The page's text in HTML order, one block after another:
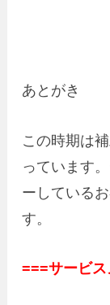
あとがき
この時期は
っています
ーしている
す。
===サービ